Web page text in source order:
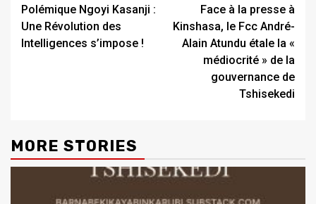
Polémique Ngoyi Kasanji :
Une Révolution des
Intelligences s’impose !
Face à la presse à
Kinshasa, le Fcc André-
Alain Atundu étale la «
médiocrité » de la
gouvernance de
Tshisekedi
MORE STORIES